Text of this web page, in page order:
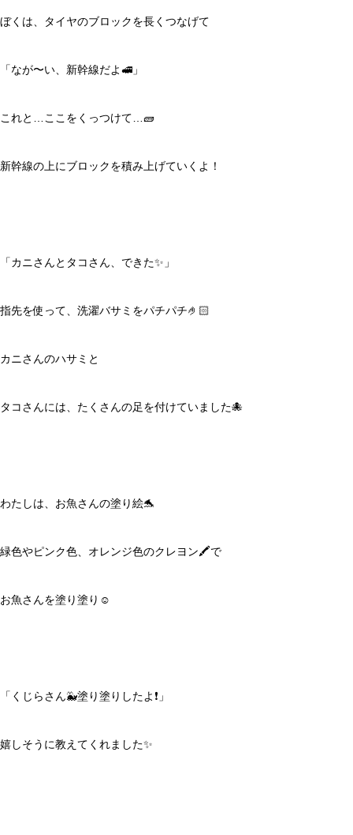
ぼくは、タイヤのブロックを長くつなげて
「なが〜い、新幹線だよ🚅」
これと…ここをくっつけて…🧱
新幹線の上にブロックを積み上げていくよ！
「カニさんとタコさん、できた✨」
指先を使って、洗濯バサミをパチパチ🤌🏻
カニさんのハサミと
タコさんには、たくさんの足を付けていました🐙
わたしは、お魚さんの塗り絵🐬
緑色やピンク色、オレンジ色のクレヨン🖍で
お魚さんを塗り塗り☺️
「くじらさん🐳塗り塗りしたよ❗️」
嬉しそうに教えてくれました✨